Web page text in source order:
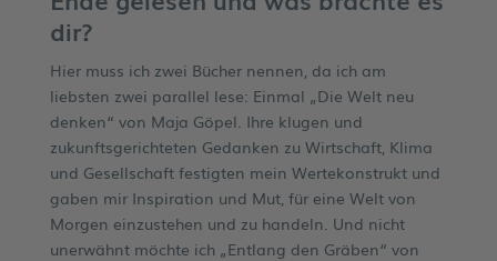
dir?
Hier muss ich zwei Bücher nennen, da ich am
liebsten zwei parallel lese: Einmal „Die Welt neu
denken“ von Maja Göpel. Ihre klugen und
zukunftsgerichteten Gedanken zu Wirtschaft, Klima
und Gesellschaft festigten mein Wertekonstrukt und
gaben mir Inspiration und Mut, für eine Welt von
Morgen einzustehen und zu handeln. Und nicht
unerwähnt möchte ich „Entlang den Gräben“ von